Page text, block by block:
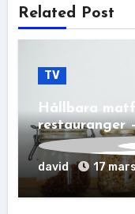
Related Post
TV
Hållbara
restauranger
david 17